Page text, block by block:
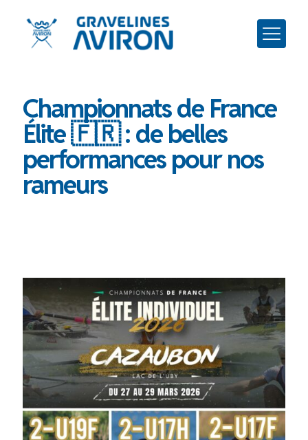
Championnats de France
Élite 🇫🇷 : de belles
performances pour nos
rameurs